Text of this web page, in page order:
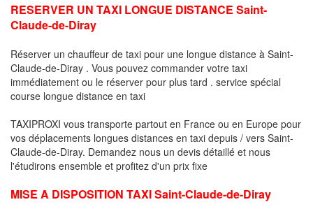
RESERVER UN TAXI LONGUE DISTANCE Saint-
Claude-de-Diray
Réserver un chauffeur de taxi pour une longue distance à Saint-
Claude-de-Diray . Vous pouvez commander votre taxi
immédiatement ou le réserver pour plus tard . service spécial
course longue distance en taxi
TAXIPROXI vous transporte partout en France ou en Europe pour
vos déplacements longues distances en taxi depuis / vers Saint-
Claude-de-Diray. Demandez nous un devis détaillé et nous
l'étudirons ensemble et profitez d'un prix fixe
MISE A DISPOSITION TAXI Saint-Claude-de-Diray